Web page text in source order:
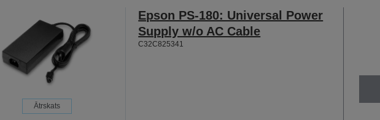
Ātrskats
Epson PS-180: Universal Power
Supply w/o AC Cable
C32C825341